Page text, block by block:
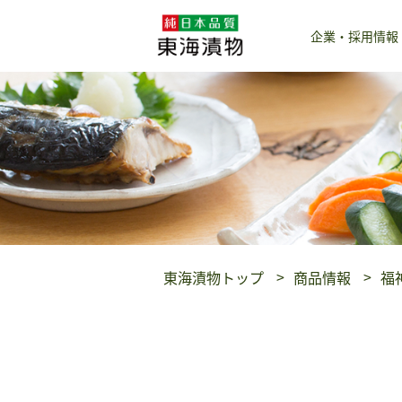
企業・採用情報
東海漬物トップ 商品情報 福